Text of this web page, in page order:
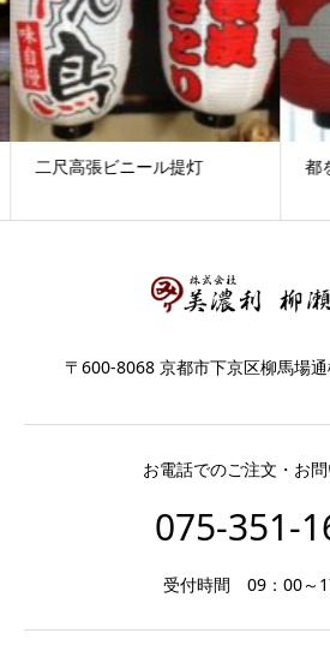
二尺高張ビニール提灯 都
〒600-8068 京都市下京区柳馬場
お電話でのご注文・お
075-351-
受付時間 09：00～